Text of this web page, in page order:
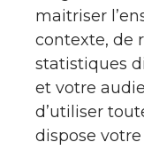
maitriser
contexte, de
statistiques
et votre
d’utiliser
dispose